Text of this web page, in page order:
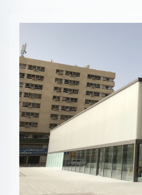
الأسئلة الشائعة
جوائز و شهادات
الميثاق
سياسة أمن المعلومات
الموردين و المشتريات
نظام إدارة المرافق
مشاريع الدائرة